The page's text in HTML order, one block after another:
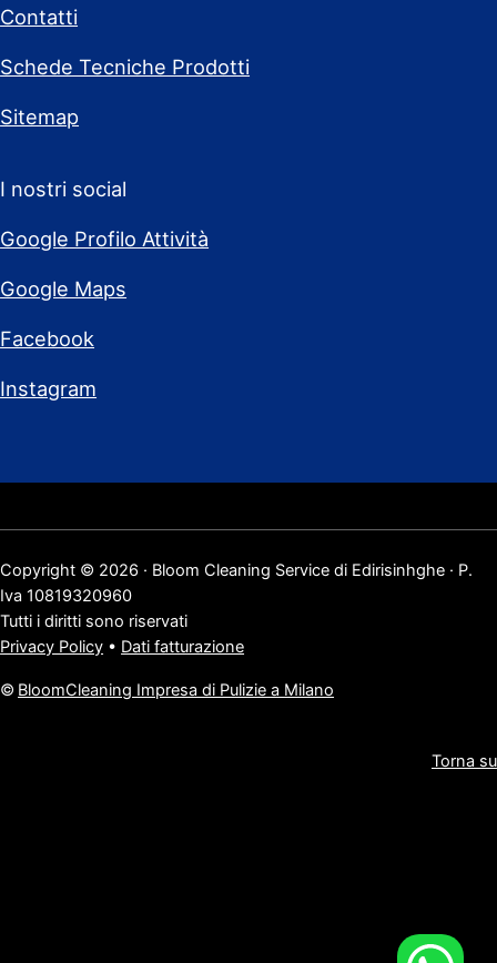
Contatti
Schede Tecniche Prodotti
Sitemap
I nostri social
Google Profilo Attività
Google Maps
Facebook
Instagram
Copyright © 2026 · Bloom Cleaning Service di Edirisinhghe · P.
Iva 10819320960
Tutti i diritti sono riservati
Privacy Policy • Dati fatturazione
© BloomCleaning Impresa di Pulizie a Milano
Torna su